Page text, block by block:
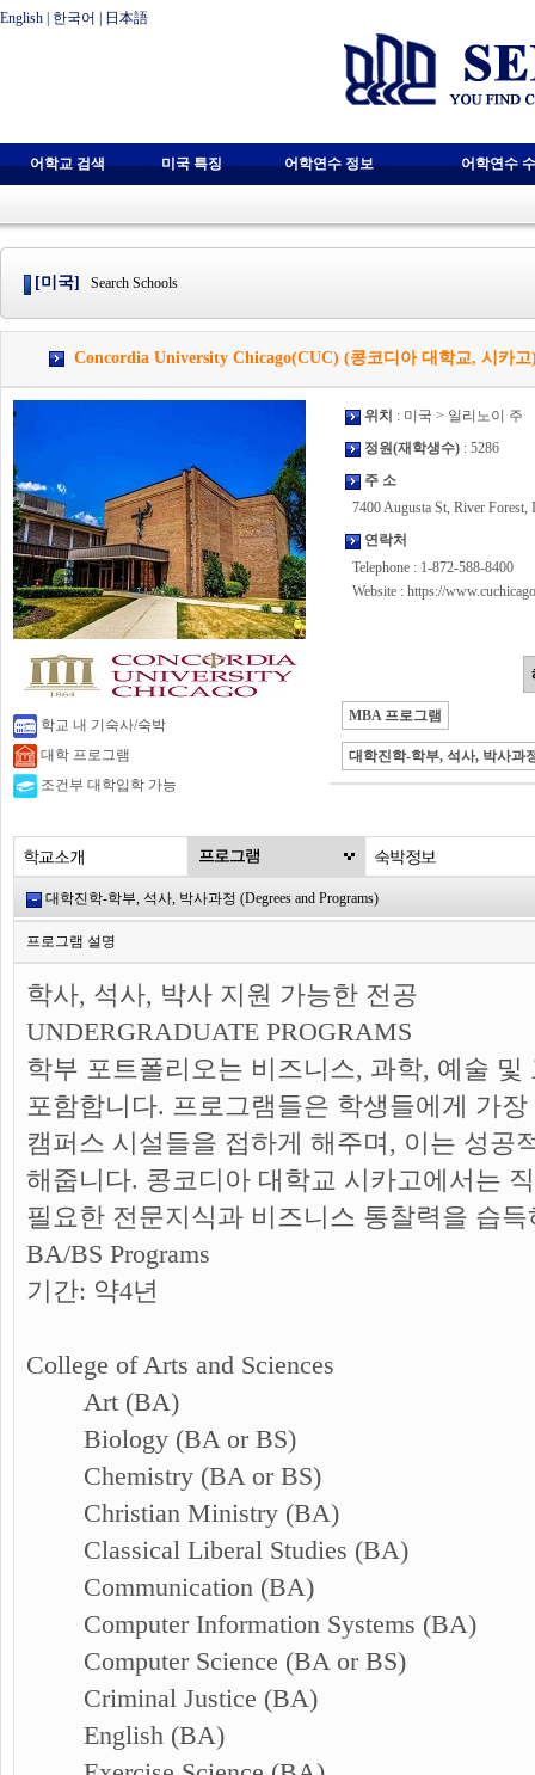
English 한국어 日本語
어학교 검색 미국 특징 어학연수 정보 어학연수
[미국] Search Schools
Concordia University Chicago(CUC) (콩코디아 대학교, 시카고
학교 내 기숙사/숙박
대학 프로그램
조건부 대학입학 가능
위치 : 미국 > 일리노이 주
정원(재학생수) : 5286
주 소
7400 Augusta St, River
연락처
Telephone : 1-872-588-8400
Website : https://
MBA 프로그램
대학진학-학부, 석사, 박사과
대학진학-학부, 석사, 박사과정 (Degrees and Programs)
프로그램 설명
학사, 석사, 박사 지원 가능한 전공
UNDERGRADUATE PROGRAMS
학부 포트폴리오는 비즈니스, 과학, 예술
포함합니다. 프로그램들은 학생들에게 가
캠퍼스 시설들을 접하게 해주며, 이는 성공
해줍니다. 콩코디아 대학교 시카고에서는
필요한 전문지식과 비즈니스 통찰력을 습
BA/BS Programs
기간: 약4년
College of Arts and Sciences
Art (BA)
Biology (BA or BS)
Chemistry (BA or BS)
Christian Ministry (BA)
Classical Liberal Studies (BA)
Communication (BA)
Computer Information Systems (BA)
Computer Science (BA or BS)
Criminal Justice (BA)
English (BA)